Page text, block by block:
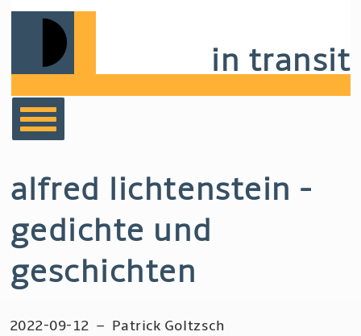
Skip
navigation
in transit
alfred lichtenstein -
gedichte und
geschichten
2022-09-12 – Patrick Goltzsch